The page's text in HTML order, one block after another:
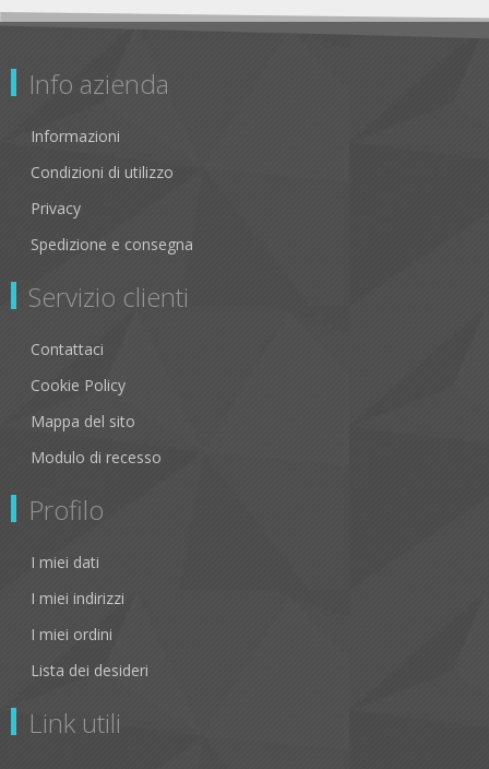
Info azienda
Informazioni
Condizioni di utilizzo
Privacy
Spedizione e consegna
Servizio clienti
Contattaci
Cookie Policy
Mappa del sito
Modulo di recesso
Profilo
I miei dati
I miei indirizzi
I miei ordini
Lista dei desideri
Link utili